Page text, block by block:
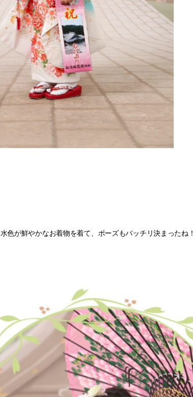
水色が鮮やかなお着物を着て、ポーズもバッチリ決まったね！